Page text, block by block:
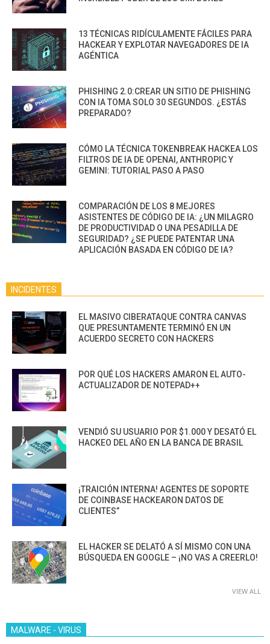
13 TÉCNICAS RIDÍCULAMENTE FÁCILES PARA
HACKEAR Y EXPLOTAR NAVEGADORES DE IA
AGÉNTICA
PHISHING 2.0:CREAR UN SITIO DE PHISHING
CON IA TOMA SOLO 30 SEGUNDOS. ¿ESTÁS
PREPARADO?
CÓMO LA TÉCNICA TOKENBREAK HACKEA LOS
FILTROS DE IA DE OPENAI, ANTHROPIC Y
GEMINI: TUTORIAL PASO A PASO
COMPARACIÓN DE LOS 8 MEJORES
ASISTENTES DE CÓDIGO DE IA: ¿UN MILAGRO
DE PRODUCTIVIDAD O UNA PESADILLA DE
SEGURIDAD? ¿SE PUEDE PATENTAR UNA
APLICACIÓN BASADA EN CÓDIGO DE IA?
INCIDENTES
EL MASIVO CIBERATAQUE CONTRA CANVAS
QUE PRESUNTAMENTE TERMINÓ EN UN
ACUERDO SECRETO CON HACKERS
POR QUÉ LOS HACKERS AMARON EL AUTO-
ACTUALIZADOR DE NOTEPAD++
VENDIÓ SU USUARIO POR $1.000 Y DESATÓ EL
HACKEO DEL AÑO EN LA BANCA DE BRASIL
¡TRAICIÓN INTERNA! AGENTES DE SOPORTE
DE COINBASE HACKEARON DATOS DE
CLIENTES”
EL HACKER SE DELATÓ A SÍ MISMO CON UNA
BÚSQUEDA EN GOOGLE – ¡NO VAS A CREERLO!
VIEW ALL
MALWARE - VIRUS